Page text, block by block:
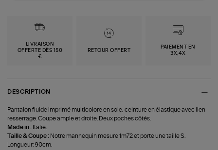
LIVRAISON
OFFERTE DÈS 150
€
RETOUR OFFERT
PAIEMENT EN
3X,4X
DESCRIPTION
Pantalon fluide imprimé multicolore en soie, ceinture en élastique avec lien
resserrage. Coupe ample et droite. Deux poches côtés.
Made in : Italie.
Taille & Coupe : Notre mannequin mesure 1m72 et porte une taille S.
Longueur: 90cm.